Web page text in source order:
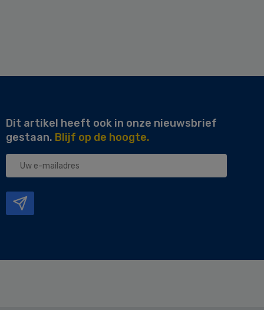
Dit artikel heeft ook in onze nieuwsbrief
gestaan. Blijf op de hoogte.
Uw